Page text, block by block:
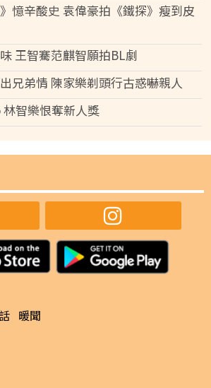
憶辛酸史 袁偉豪拍《鐵探》瘦到皮
王智騫范麒智願拍BL劇
兄弟情 陳家樂剃頭行古惑嚇親人
智樂恨奪新人獎
暖聞